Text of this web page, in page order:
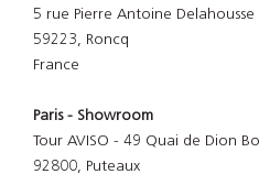
5 rue Pierre Antoine Delahousse
59223, Roncq
France
Paris - Showroom
Tour AVISO - 49 Quai de Dion
92800, Puteaux